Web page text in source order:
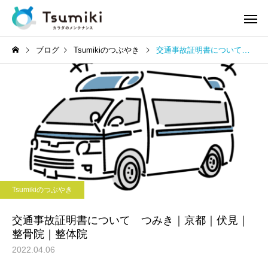
ブログ Tsumikiのつぶやき 交通事故証明書について つみき｜京都｜伏見｜整骨院｜整体院
Tsumikiのつぶやき
交通事故証明書について つみき｜京都｜伏見｜
整骨院｜整体院
2022.04.06